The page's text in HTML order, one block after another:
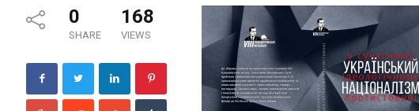
0
SHARE
168
VIEWS